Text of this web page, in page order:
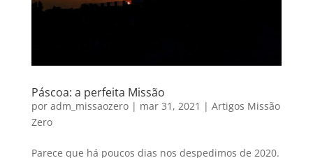
Páscoa: a perfeita Missão
por adm_missaozero| mar 31, 2021 | Artigos Missão
Zero
Parece que há poucos dias nos despedimos de 2020.